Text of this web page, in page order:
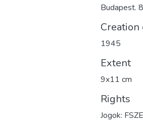
Budapest.
Creation
1945
Extent
9x11 cm
Rights
Jogok: